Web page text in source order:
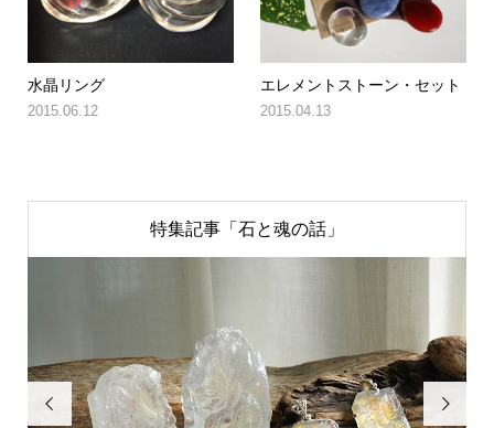
水晶リング
2015.06.12
エレメントストーン・セット
2015.04.13
特集記事「石と魂の話」
 